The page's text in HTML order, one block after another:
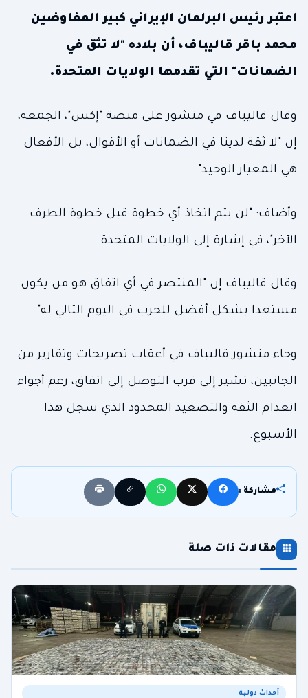
اعتبر رئيس البرلمان الإيراني كبير المفاوضين
محمد باقر قاليباف، أن بلاده "لا تثق في
الضمانات" التي تقدمها الولايات المتحدة.
وقال قاليباف في منشور على منصة "إكس"، الجمعة،
إن "لا ثقة لدينا في الضمانات أو الأقوال، بل الأفعال
هي المعيار الوحيد".
وأضاف: "لن يتم اتخاذ أي خطوة قبل خطوة الطرف
الآخر"، في إشارة إلى الولايات المتحدة.
وقال قاليباف إن "المنتصر في أي اتفاق هو من يكون
مستعدا بشكل أفضل للحرب في اليوم التالي له".
وجاء منشور قاليباف في أعقاب تصريحات وتقارير من
الجانبين، تشير إلى قرب التوصل إلى اتفاق، رغم أجواء
انعدام الثقة والتصعيد المحدود الذي سجل هذا
الأسبوع.
مشاركة :
مقالات ذات صلة
أحداث دولية